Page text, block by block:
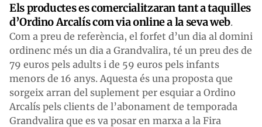
Els productes es comercialitzaran tant a taquilles
d’Ordino Arcalís com via online a la seva web.
Com a preu de referència, el forfet d’un dia al domini
ordinenc més un dia a Grandvalira, té un preu des de
79 euros pels adults i de 59 euros pels infants
menors de 16 anys. Aquesta és una proposta que
sorgeix arran del suplement per esquiar a Ordino
Arcalís pels clients de l’abonament de temporada
Grandvalira que es va posar en marxa a la Fira